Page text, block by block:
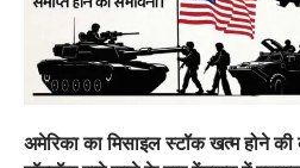
अमेरिका का मिसाइल स्टॉक खत्म होने